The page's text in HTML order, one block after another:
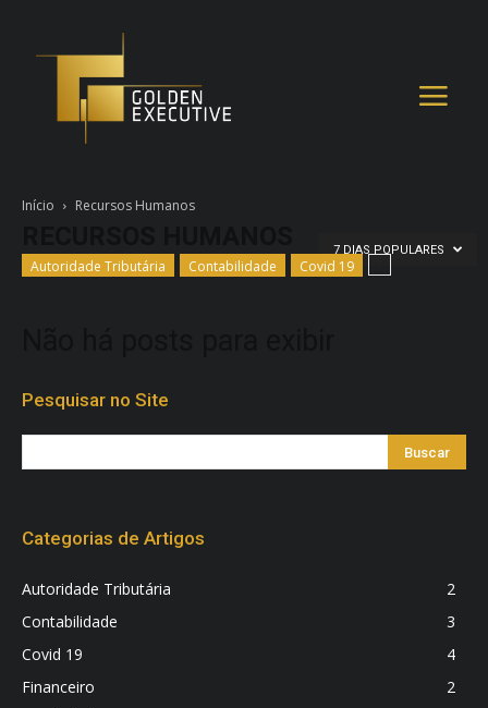
Início Recursos Humanos
Autoridade Tributária Contabilidade Covid 19
7 DIAS POPULARES
Pesquisar no Site
Categorias de Artigos
Autoridade Tributária
2
Contabilidade
3
Covid 19
4
Financeiro
2